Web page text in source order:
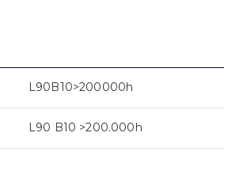
L90B10>200000h
L90 B10 >200.000h